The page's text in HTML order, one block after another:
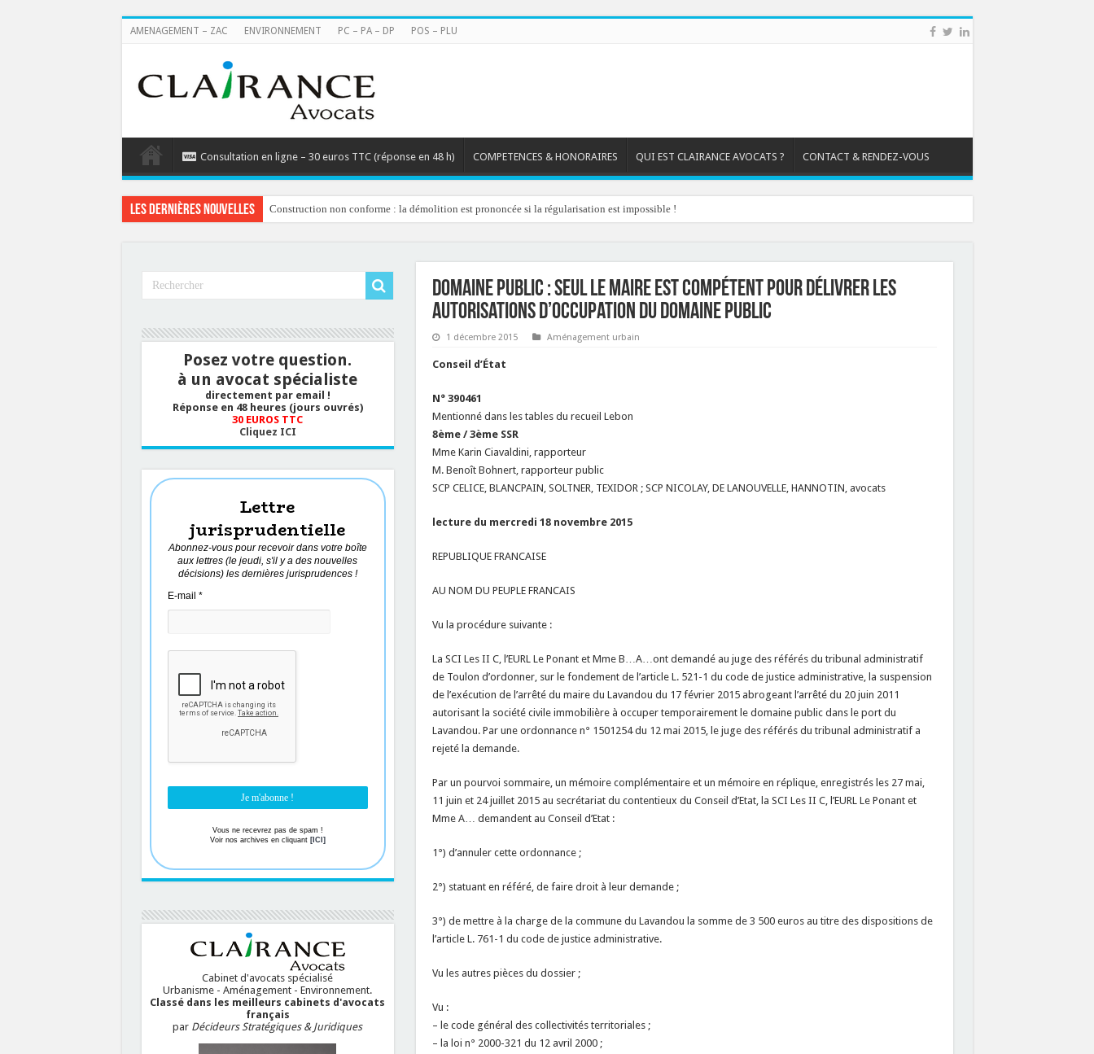
AMENAGEMENT – ZAC ENVIRONNEMENT PC – PA – DP POS – PLU
Consultation en ligne – 30 euros TTC (réponse en 48 h) COMPETENCES & HONORAIRES QUI EST CLAIRANCE AVOCATS ? CONTACT & RENDEZ-VOUS
Les dernières nouvelles Construction non conforme : la démolition est prononcée si la régularisation est impossible !
Domaine public : seul le maire est compétent pour délivrer les
autorisations d’occupation du domaine public
1 décembre 2015 Aménagement urbain
Conseil d’État
N° 390461
Mentionné dans les tables du recueil Lebon
8ème / 3ème SSR
Mme Karin Ciavaldini, rapporteur
M. Benoît Bohnert, rapporteur public
SCP CELICE, BLANCPAIN, SOLTNER, TEXIDOR ; SCP NICOLAY, DE LANOUVELLE, HANNOTIN, avocats
lecture du mercredi 18 novembre 2015
REPUBLIQUE FRANCAISE
AU NOM DU PEUPLE FRANCAIS
Vu la procédure suivante :
La SCI Les II C, l’EURL Le Ponant et Mme B…A…ont demandé au juge des référés du tribunal administratif
de Toulon d’ordonner, sur le fondement de l’article L. 521-1 du code de justice administrative, la suspension
de l’exécution de l’arrêté du maire du Lavandou du 17 février 2015 abrogeant l’arrêté du 20 juin 2011
autorisant la société civile immobilière à occuper temporairement le domaine public dans le port du
Lavandou. Par une ordonnance n° 1501254 du 12 mai 2015, le juge des référés du tribunal administratif a
rejeté la demande.
Par un pourvoi sommaire, un mémoire complémentaire et un mémoire en réplique, enregistrés les 27 mai,
11 juin et 24 juillet 2015 au secrétariat du contentieux du Conseil d’Etat, la SCI Les II C, l’EURL Le Ponant et
Mme A… demandent au Conseil d’Etat :
1°) d’annuler cette ordonnance ;
2°) statuant en référé, de faire droit à leur demande ;
3°) de mettre à la charge de la commune du Lavandou la somme de 3 500 euros au titre des dispositions de
l’article L. 761-1 du code de justice administrative.
Vu les autres pièces du dossier ;
Vu :
– le code général des collectivités territoriales ;
– la loi n° 2000-321 du 12 avril 2000 ;
Posez votre question.
à un avocat spécialiste
directement par email !
Réponse en 48 heures (jours ouvrés)
30 EUROS TTC
Cliquez ICI
Lettre
jurisprudentielle
Abonnez-vous pour recevoir dans votre boîte
aux lettres (le jeudi, s'il y a des nouvelles
décisions) les dernières jurisprudences !
E-mail *
Vous ne recevrez pas de spam !
Voir nos archives en cliquant [ICI]
Cabinet d'avocats spécialisé
Urbanisme - Aménagement - Environnement.
Classé dans les meilleurs cabinets d'avocats
français
par Décideurs Stratégiques & Juridiques